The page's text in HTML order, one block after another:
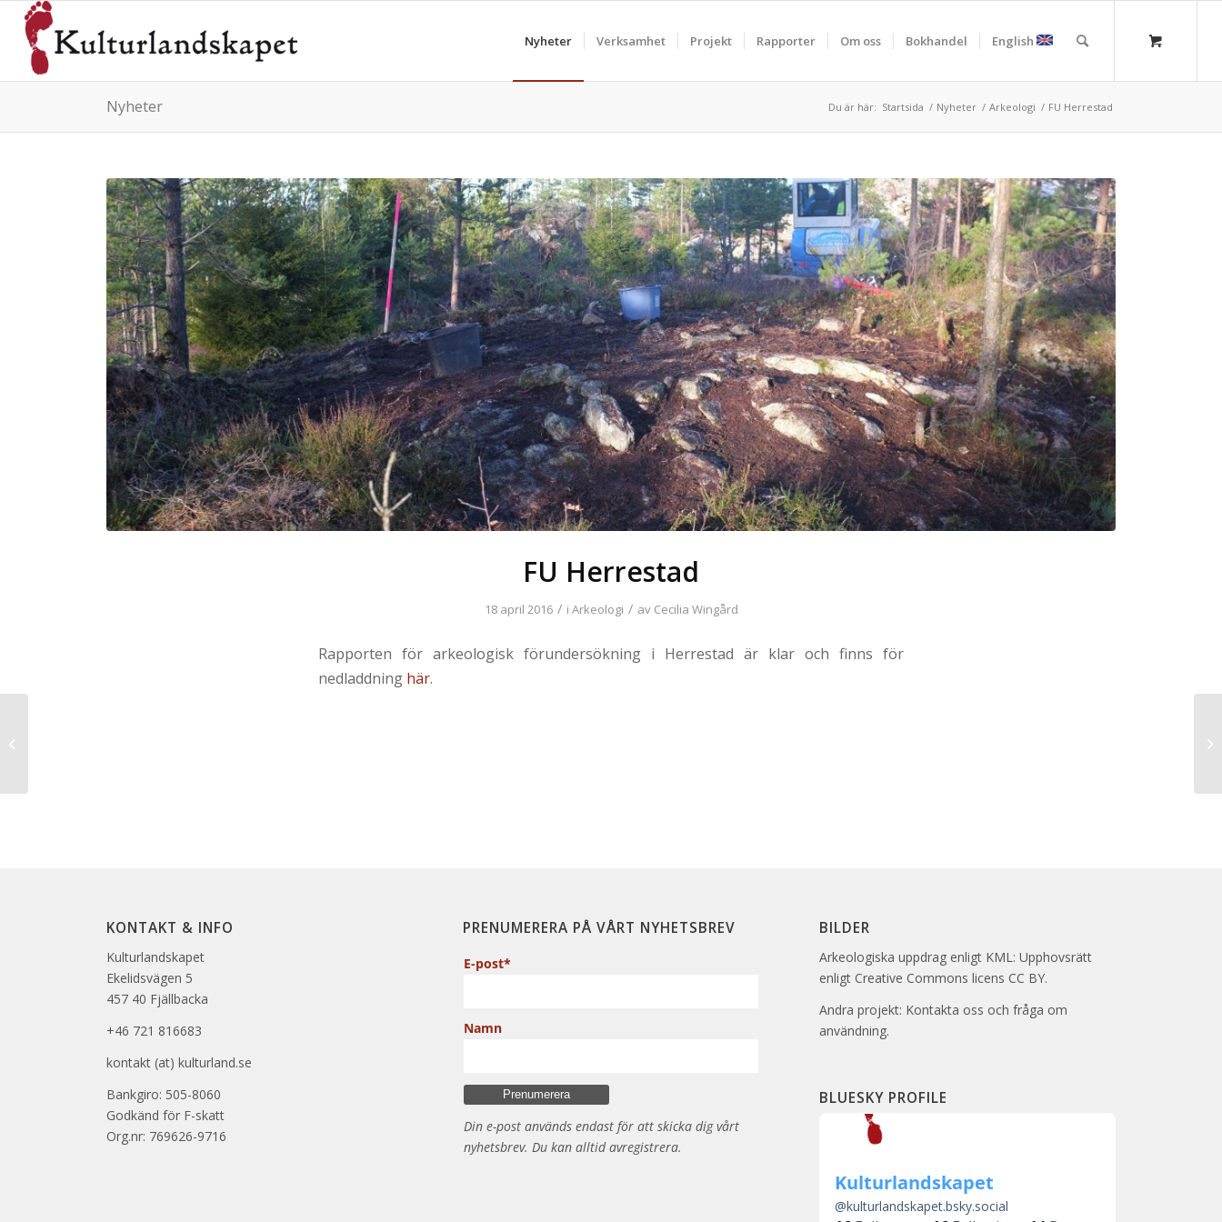
Nyheter Verksamhet Projekt Rapporter Om oss Bokhandel English
Nyheter Du är här: Startsida / Nyheter / Arkeologi / FU Herrestad
FU Herrestad
18 april 2016 / i Arkeologi / av Cecilia Wingård
Rapporten för arkeologisk förundersökning i Herrestad är klar och finns för
nedladdning här.
KONTAKT & INFO
Kulturlandskapet
Ekelidsvägen 5
457 40 Fjällbacka
+46 721 816683
kontakt (at) kulturland.se
Bankgiro: 505-8060
Godkänd för F-skatt
Org.nr: 769626-9716
PRENUMERERA PÅ VÅRT NYHETSBREV
E-post*
Namn
Din e-post används endast för att skicka dig vårt
nyhetsbrev. Du kan alltid avregistrera.
BILDER
Arkeologiska uppdrag enligt KML: Upphovsrätt
enligt Creative Commons licens CC BY.
Andra projekt: Kontakta oss och fråga om
användning.
BLUESKY PROFILE
Kulturlandskapet
@kulturlandskapet.bsky.social